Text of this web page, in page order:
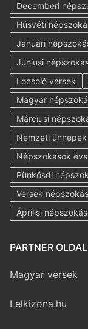
Decemberi
Húsvéti
Januári
Júniusi
Locsoló versek
Magyar
Márciusi
Nemzeti ünnepek
Népszokások
Pünkösdi
Versek
Áprilisi
PARTNER
Magyar versek
Lelkizona.hu